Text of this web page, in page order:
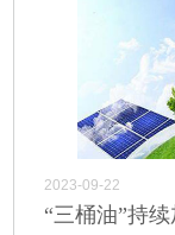
2023-09-22
“三桶油”持